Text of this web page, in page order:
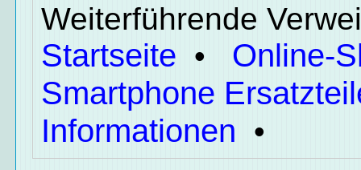
Weiterführende
Startseite • Online-
Smartphone
Informationen •